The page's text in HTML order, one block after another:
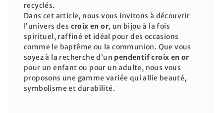
recyclés.
Dans cet article, nous vous invitons à découvrir
l’univers des croix en or, un bijou à la fois
spirituel, raffiné et idéal pour des occasions
comme le baptême ou la communion. Que vous
soyez à la recherche d’un pendentif croix en or
pour un enfant ou pour un adulte, nous vous
proposons une gamme variée qui allie beauté,
symbolisme et durabilité.